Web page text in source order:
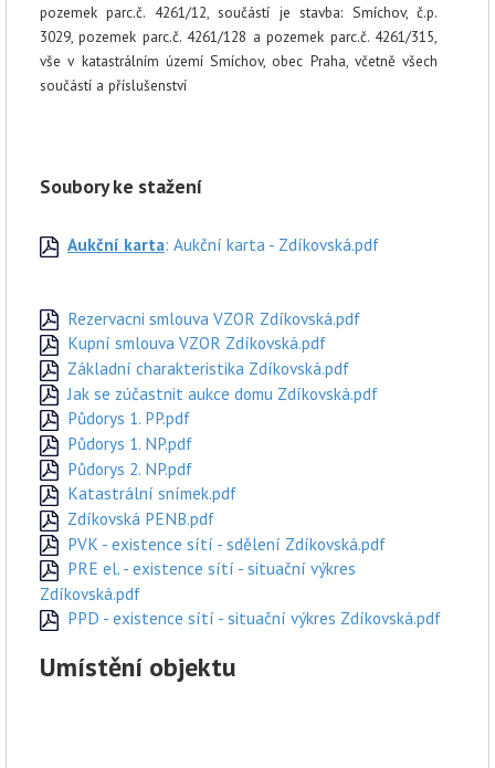
pozemek parc.č. 4261/12, součástí je stavba: Smíchov, č.p.
3029, pozemek parc.č. 4261/128 a pozemek parc.č. 4261/315,
vše v katastrálním území Smíchov, obec Praha, včetně všech
součástí a příslušenství
Soubory ke stažení
Aukční karta: Aukční karta - Zdíkovská.pdf
Rezervacni smlouva VZOR Zdíkovská.pdf
Kupní smlouva VZOR Zdíkovská.pdf
Základní charakteristika Zdíkovská.pdf
Jak se zúčastnit aukce domu Zdíkovská.pdf
Půdorys 1. PP.pdf
Půdorys 1. NP.pdf
Půdorys 2. NP.pdf
Katastrální snímek.pdf
Zdíkovská PENB.pdf
PVK - existence sítí - sdělení Zdíkovská.pdf
PRE el. - existence sítí - situační výkres
Zdíkovská.pdf
PPD - existence sítí - situační výkres Zdíkovská.pdf
Umístění objektu